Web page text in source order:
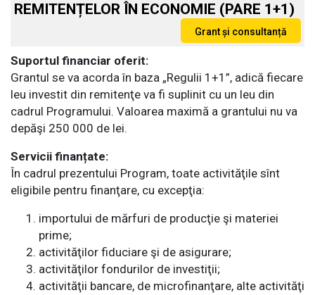
REMITENȚELOR ÎN ECONOMIE (PARE 1+1)
Suportul financiar oferit:
Grantul se va acorda în baza „Regulii 1+1”, adică fiecare
leu investit din remitenţe va fi suplinit cu un leu din
cadrul Programului. Valoarea maximă a grantului nu va
depăşi 250 000 de lei.
Servicii finanțate:
În cadrul prezentului Program, toate activităţile sînt
eligibile pentru finanţare, cu excepţia:
importului de mărfuri de producţie şi materiei
prime;
activităţilor fiduciare şi de asigurare;
activităţilor fondurilor de investiţii;
activităţii bancare, de microfinanţare, alte activităţi